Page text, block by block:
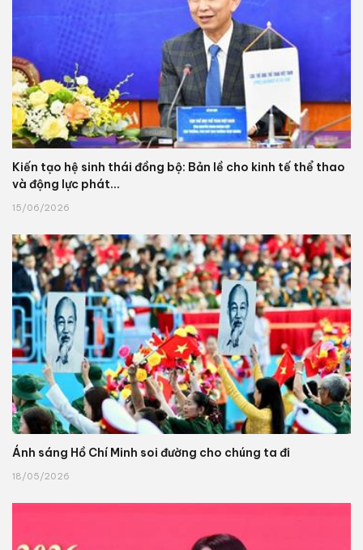
Kiến tạo hệ sinh thái đồng bộ: Bản lề cho kinh tế thể thao
và động lực phát...
15/06/2026
Ánh sáng Hồ Chí Minh soi đường cho chúng ta đi
18/05/2026